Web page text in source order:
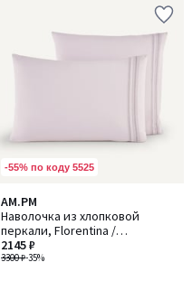
-55% по коду 5525
AM.PM
Наволочка из хлопковой
перкали, Florentina /
Флорентина
3300 ₽-35%
2145 ₽
3,7
/ 5